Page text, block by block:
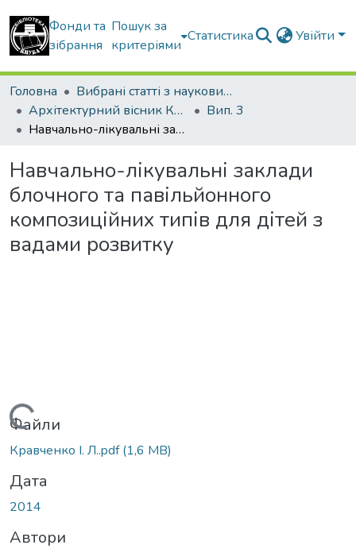
Фонди та
зібрання
Пошук за
критеріями
Статистика Увійти
Головна
Вибрані статті з наукових збірників КНУБА
Архітектурний вісник КНУБА
Вип. 3
Навчально-лікувальні заклади блочного та павільйонного композиційних типів для дітей з вадами розвитку
Навчально-лікувальні заклади
блочного та павільйонного
композиційних типів для дітей з
вадами розвитку
Вантажиться...
Файли
Кравченко І. Л..pdf(1,6 MB)
Дата
2014
Автори